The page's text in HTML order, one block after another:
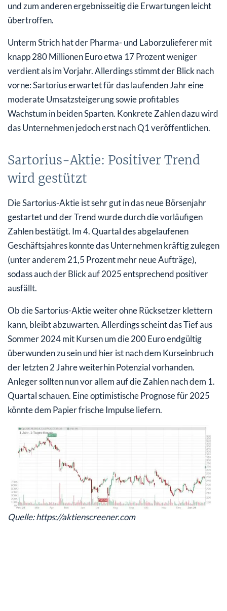
und zum anderen ergebnisseitig die Erwartungen leicht
übertroffen.
Unterm Strich hat der Pharma- und Laborzulieferer mit
knapp 280 Millionen Euro etwa 17 Prozent weniger
verdient als im Vorjahr. Allerdings stimmt der Blick nach
vorne: Sartorius erwartet für das laufenden Jahr eine
moderate Umsatzsteigerung sowie profitables
Wachstum in beiden Sparten. Konkrete Zahlen dazu wird
das Unternehmen jedoch erst nach Q1 veröffentlichen.
Sartorius-Aktie: Positiver Trend
wird gestützt
Die Sartorius-Aktie ist sehr gut in das neue Börsenjahr
gestartet und der Trend wurde durch die vorläufigen
Zahlen bestätigt. Im 4. Quartal des abgelaufenen
Geschäftsjahres konnte das Unternehmen kräftig zulegen
(unter anderem 21,5 Prozent mehr neue Aufträge),
sodass auch der Blick auf 2025 entsprechend positiver
ausfällt.
Ob die Sartorius-Aktie weiter ohne Rücksetzer klettern
kann, bleibt abzuwarten. Allerdings scheint das Tief aus
Sommer 2024 mit Kursen um die 200 Euro endgültig
überwunden zu sein und hier ist nach dem Kurseinbruch
der letzten 2 Jahre weiterhin Potenzial vorhanden.
Anleger sollten nun vor allem auf die Zahlen nach dem 1.
Quartal schauen. Eine optimistische Prognose für 2025
könnte dem Papier frische Impulse liefern.
Quelle: https://aktienscreener.com